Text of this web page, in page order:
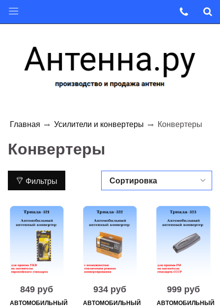
Главная Усилители и конвертеры Конвертеры
Конвертеры
Фильтры
849 руб
АВТОМОБИЛЬНЫЙ
934 руб
АВТОМОБИЛЬНЫЙ
999 руб
АВТОМОБИЛЬНЫЙ